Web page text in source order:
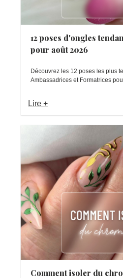
12 poses d'ongles
pour août 2026
Découvrez les 12 poses les plus
Ambassadrices et Formatrices
Lire +
Comment isoler du